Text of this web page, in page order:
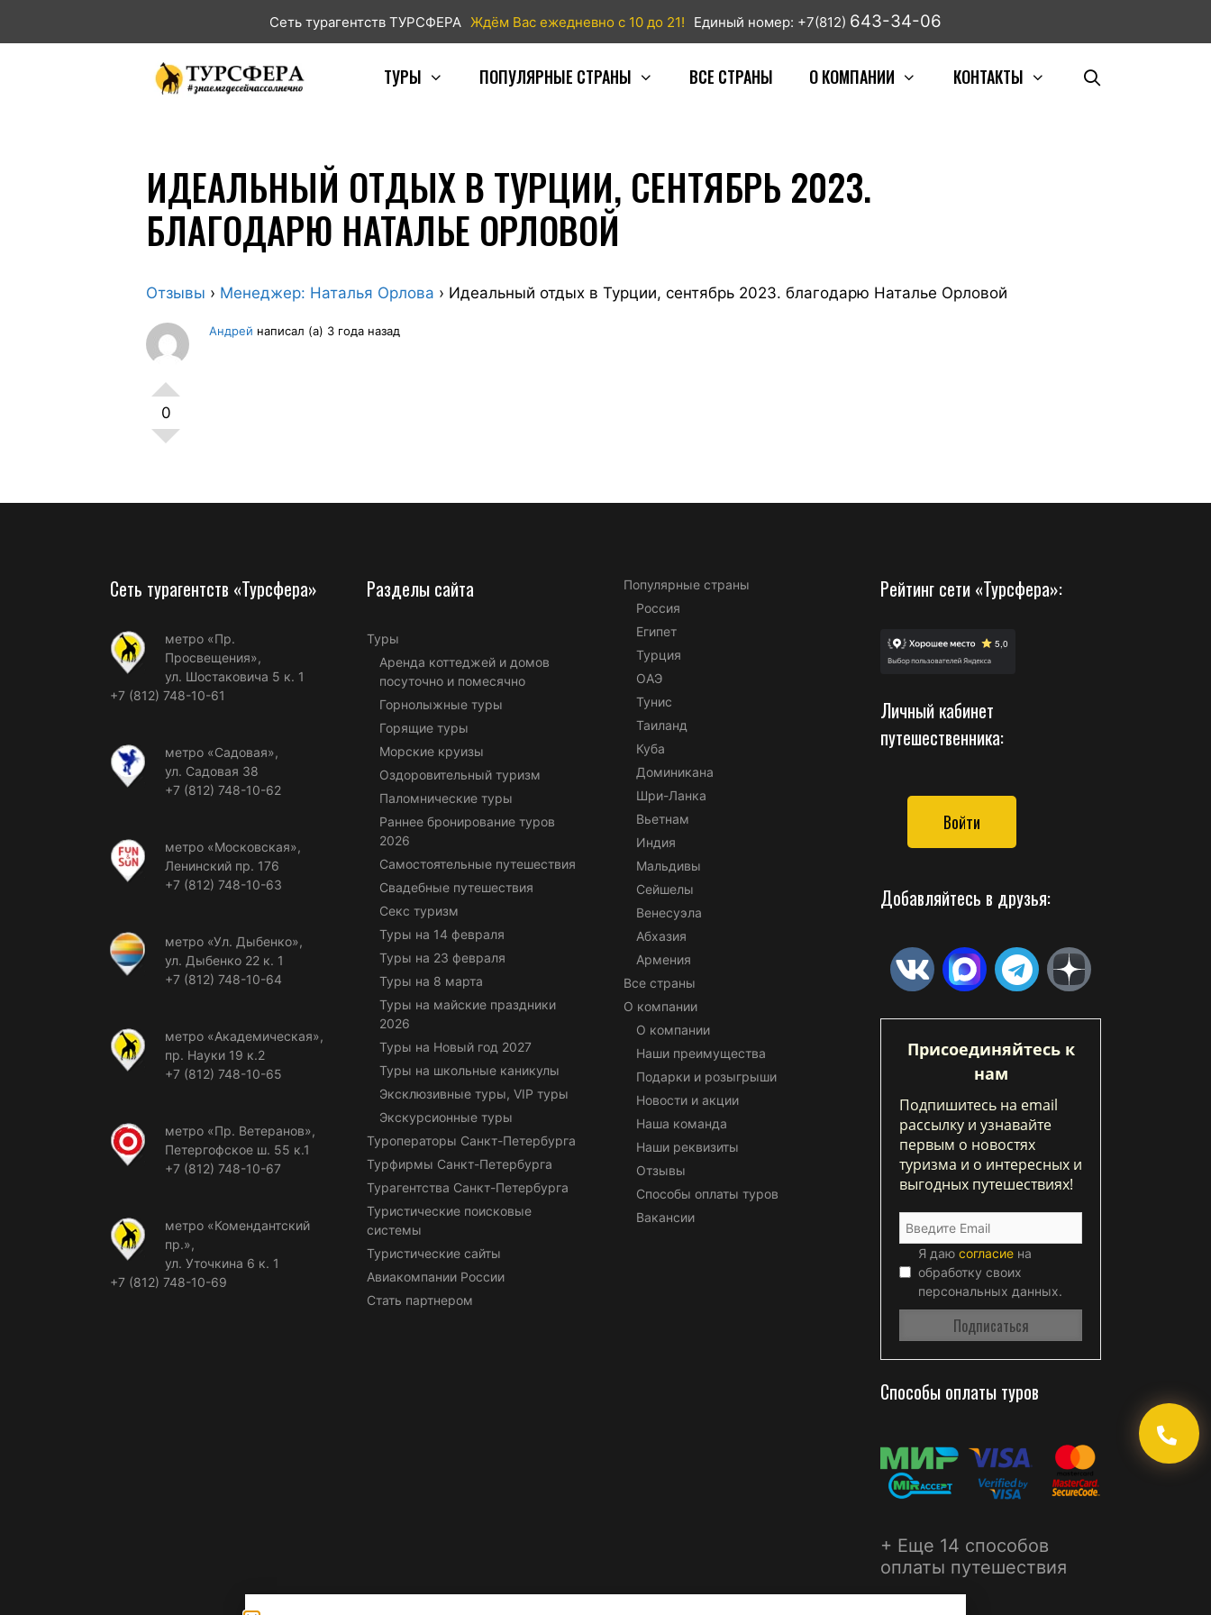
Сеть турагентств ТУРСФЕРА Ждём Вас ежедневно с 10 до 21! Единый номер: +7(812) 643-34-06
ТУРЫ ПОПУЛЯРНЫЕ СТРАНЫ ВСЕ СТРАНЫ О КОМПАНИИ КОНТАКТЫ
ИДЕАЛЬНЫЙ ОТДЫХ В ТУРЦИИ, СЕНТЯБРЬ 2023.
БЛАГОДАРЮ НАТАЛЬЕ ОРЛОВОЙ
Отзывы › Менеджер: Наталья Орлова › Идеальный отдых в Турции, сентябрь 2023. благодарю Наталье Орловой
0
Андрей написал (а) 3 года назад
Сеть турагентств «Турсфера»
метро «Пр.
Просвещения»,
ул. Шостаковича 5 к. 1
+7 (812) 748-10-61
метро «Садовая»,
ул. Садовая 38
+7 (812) 748-10-62
метро «Московская»,
Ленинский пр. 176
+7 (812) 748-10-63
метро «Ул. Дыбенко»,
ул. Дыбенко 22 к. 1
+7 (812) 748-10-64
метро «Академическая»,
пр. Науки 19 к.2
+7 (812) 748-10-65
метро «Пр. Ветеранов»,
Петергофское ш. 55 к.1
+7 (812) 748-10-67
метро «Комендантский
пр.»,
ул. Уточкина 6 к. 1
+7 (812) 748-10-69
Разделы сайта
Туры
Аренда коттеджей и домов
посуточно и помесячно
Горнолыжные туры
Горящие туры
Морские круизы
Оздоровительный туризм
Паломнические туры
Раннее бронирование туров
2026
Самостоятельные путешествия
Свадебные путешествия
Секс туризм
Туры на 14 февраля
Туры на 23 февраля
Туры на 8 марта
Туры на майские праздники
2026
Туры на Новый год 2027
Туры на школьные каникулы
Эксклюзивные туры, VIP туры
Экскурсионные туры
Туроператоры Санкт-Петербурга
Турфирмы Санкт-Петербурга
Турагентства Санкт-Петербурга
Туристические поисковые
системы
Туристические сайты
Авиакомпании России
Стать партнером
Популярные страны
Россия
Египет
Турция
ОАЭ
Тунис
Таиланд
Куба
Доминикана
Шри-Ланка
Вьетнам
Индия
Мальдивы
Сейшелы
Венесуэла
Абхазия
Армения
Все страны
О компании
О компании
Наши преимущества
Подарки и розыгрыши
Новости и акции
Наша команда
Наши реквизиты
Отзывы
Способы оплаты туров
Вакансии
Рейтинг сети «Турсфера»:
Личный кабинет
путешественника:
Войти
Добавляйтесь в друзья:
Присоединяйтесь к
нам
Подпишитесь на email
рассылку и узнавайте
первым о новостях
туризма и о интересных и
выгодных путешествиях!
Я даю согласие на
обработку своих
персональных данных.
Способы оплаты туров
+ Еще 14 способов
оплаты путешествия